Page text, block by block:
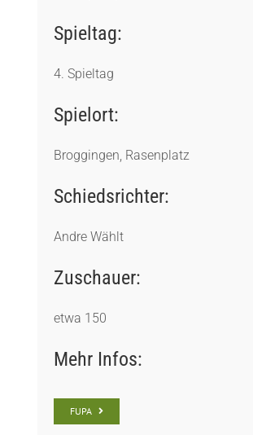
Spieltag:
4. Spieltag
Spielort:
Broggingen, Rasenplatz
Schiedsrichter:
Andre Wählt
Zuschauer:
etwa 150
Mehr Infos:
FUPA